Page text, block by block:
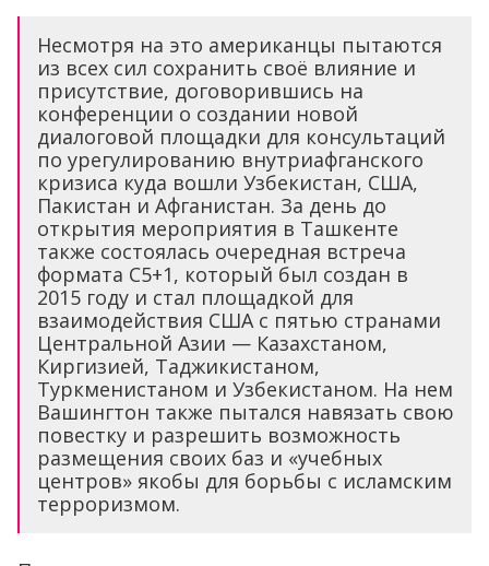
Несмотря на это американцы пытаются
из всех сил сохранить своё влияние и
присутствие, договорившись на
конференции о создании новой
диалоговой площадки для консультаций
по урегулированию внутриафганского
кризиса куда вошли Узбекистан, США,
Пакистан и Афганистан. За день до
открытия мероприятия в Ташкенте
также состоялась очередная встреча
формата С5+1, который был создан в
2015 году и стал площадкой для
взаимодействия США с пятью странами
Центральной Азии — Казахстаном,
Киргизией, Таджикистаном,
Туркменистаном и Узбекистаном. На нем
Вашингтон также пытался навязать свою
повестку и разрешить возможность
размещения своих баз и «учебных
центров» якобы для борьбы с исламским
терроризмом.